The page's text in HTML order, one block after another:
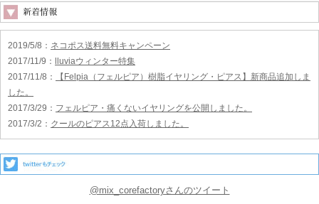
2019/5/8 ： ネコポス送料無料キャンペーン
2017/11/9 ： lluviaウィンター特集
2017/11/8 ：
【Felpia（フェルピア）樹脂イヤリング・ピアス】新商品追加しま
した。
2017/3/29 ： フェルピア・痛くないイヤリングを公開しました。
2017/3/2 ： クールのピアス12点入荷しました。
@mix_corefactoryさんのツイート